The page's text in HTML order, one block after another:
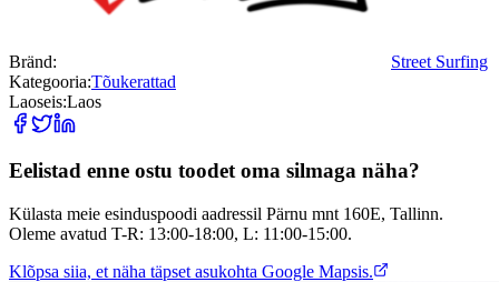
Bränd:
Street Surfing
Kategooria:Tõukerattad
Laoseis:Laos
Eelistad enne ostu toodet oma silmaga näha?
Külasta meie esinduspoodi aadressil Pärnu mnt 160E, Tallinn.
Oleme avatud T-R: 13:00-18:00, L: 11:00-15:00.
Klõpsa siia, et näha täpset asukohta Google Mapsis.